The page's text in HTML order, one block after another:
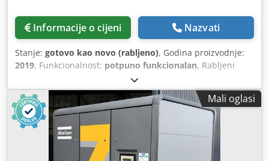
Informacije o cijeni Nazvati
Stanje: gotovo kao novo (rabljeno), Godina proizvodnje:
2019, Funkcionalnost: potpuno funkcionalan, Rabljeni
hladnjački sušač Atlas Copco FX6 2,34 m³/min
Crjdjzrtbiopfx Ahfjf 14 bara Godina proizvodnje: 2019
Mali oglasi